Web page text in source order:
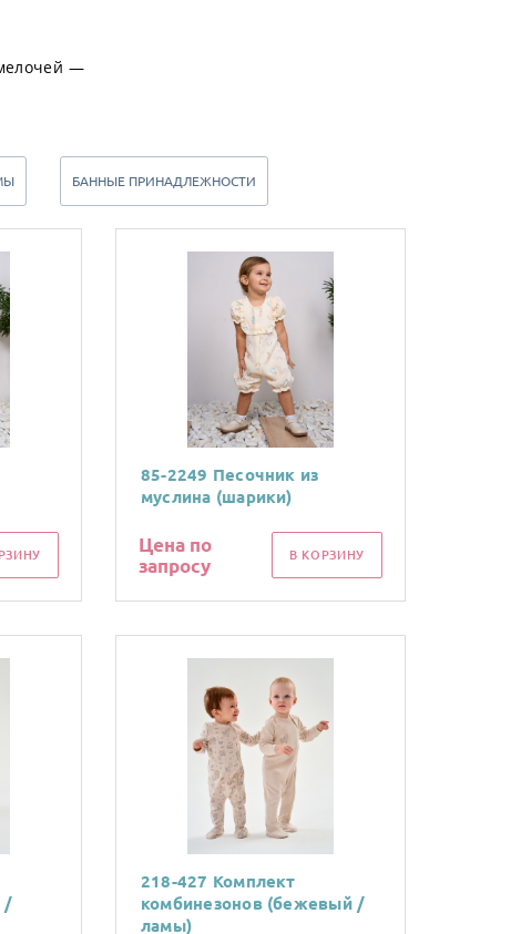
—
БАННЫЕ ПРИНАДЛЕЖНОСТИ
85-2249 Песочник из
муслина (шарики)
Цена по
запросу
В КОРЗИНУ
/
218-427 Комплект
комбинезонов (бежевый /
ламы)